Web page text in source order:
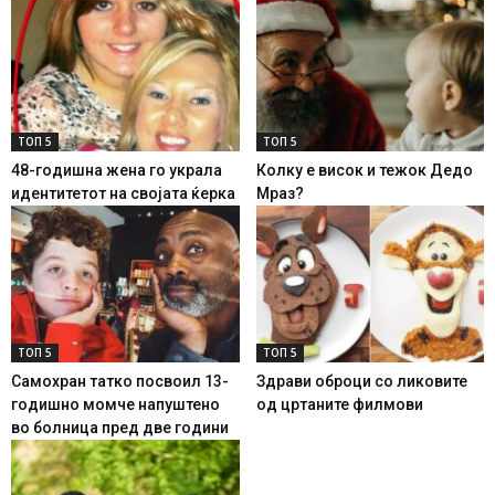
ТОП 5
48-годишна жена го украла
идентитетот на својата ќерка
ТОП 5
Колку е висок и тежок Дедо
Мраз?
ТОП 5
Самохран татко посвоил 13-
годишно момче напуштено
во болница пред две години
ТОП 5
Здрави оброци со ликовите
од цртаните филмови